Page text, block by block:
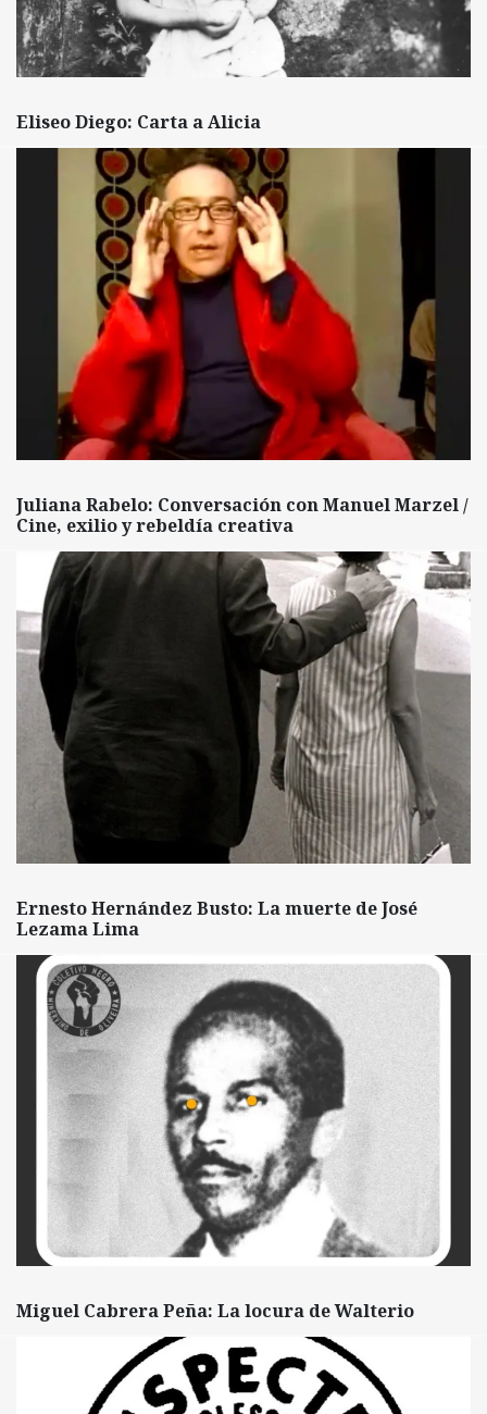
Eliseo Diego: Carta a Alicia
Juliana Rabelo: Conversación con Manuel Marzel /
Cine, exilio y rebeldía creativa
Ernesto Hernández Busto: La muerte de José
Lezama Lima
Miguel Cabrera Peña: La locura de Walterio